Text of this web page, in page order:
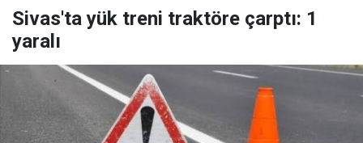
Sivas'ta yük treni traktöre çarptı: 1
yaralı